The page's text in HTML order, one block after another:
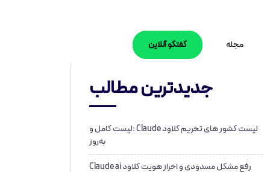
مجله گفتگو آنلاین
جدیدترین مطالب
لیست کشور های تحریم کلاود Claude :لیست کامل و
به‌روز
رفع مشکل مسدودی و احراز هویت کلاود Claude ai